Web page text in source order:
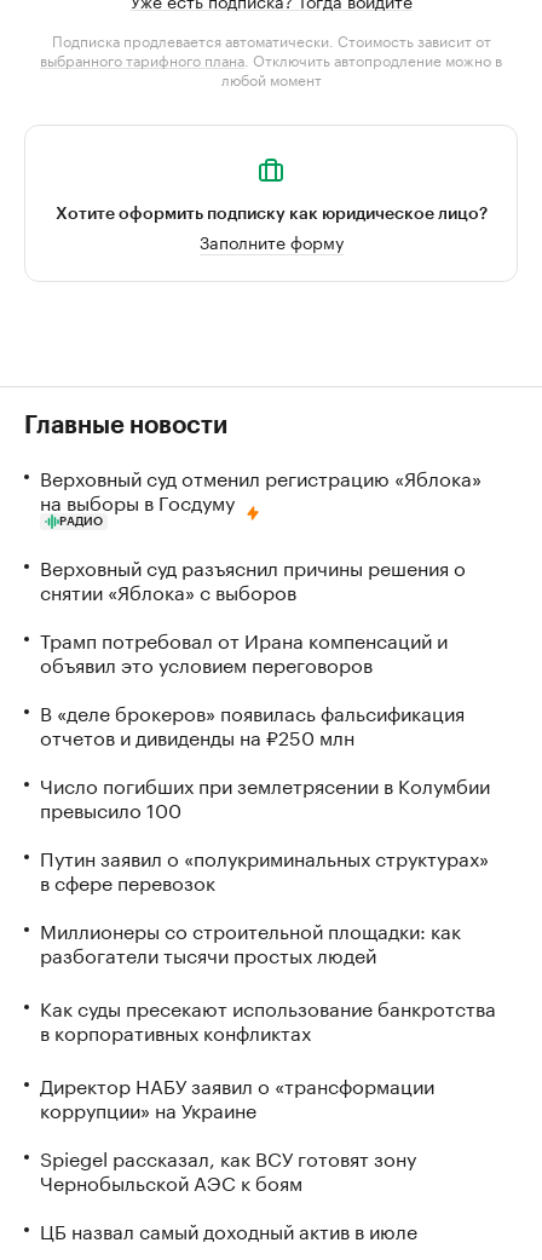
Подписка продлевается автоматически. Стоимость зависит от
выбранного тарифного плана . Отключить автопродление можно в
любой момент
Хотите оформить подписку как юридическое лицо?
Заполните форму
Главные новости
Верховный суд отменил регистрацию «Яблока»
на выборы в Госдуму
РАДИО
Верховный суд разъяснил причины решения о
снятии «Яблока» с выборов
Трамп потребовал от Ирана компенсаций и
объявил это условием переговоров
В «деле брокеров» появилась фальсификация
отчетов и дивиденды на ₽250 млн
Число погибших при землетрясении в Колумбии
превысило 100
Путин заявил о «полукриминальных структурах»
в сфере перевозок
Миллионеры со строительной площадки: как
разбогатели тысячи простых людей
Как суды пресекают использование банкротства
в корпоративных конфликтах
Директор НАБУ заявил о «трансформации
коррупции» на Украине
Spiegel рассказал, как ВСУ готовят зону
Чернобыльской АЭС к боям
ЦБ назвал самый доходный актив в июле